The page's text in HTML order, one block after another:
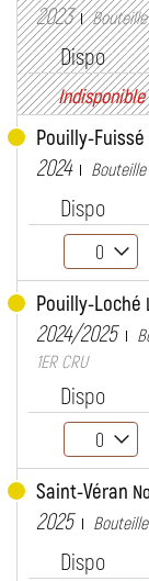
2023
Dispo
Indisponible
Pouilly-Fuissé
2024
Dispo
Pouilly-Loché
2024/2025
1ER CRU
Dispo
Saint-Véran
2025
Dispo